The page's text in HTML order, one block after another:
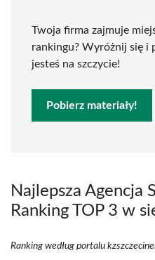
Twoja firma zajmuje
rankingu? Wyróżnij się i
jesteś na szczycie!
Pobierz materiały!
Najlepsza Agencja
Ranking TOP 3 w
Ranking według portalu